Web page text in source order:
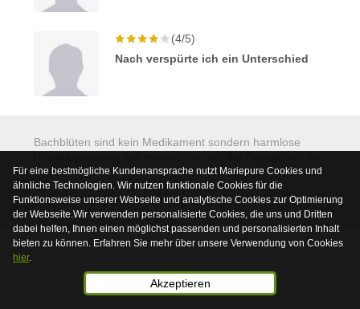
(4/5)
Nach verspürte ich ein Unterschied
Bachblüten sind kein Medikament sondern harmlose
stärken.
© 2026 Mariepure - WebdesignPubli4u
Für eine bestmögliche Kundenansprache nutzt Mariepure Cookies und
ähnliche Technologien. Wir nutzen funktionale Cookies für die
Funktionsweise unserer Webseite und analytische Cookies zur Optimierung
der Webseite.Wir verwenden personalisierte Cookies, die uns und Dritten
dabei helfen, Ihnen einen möglichst passenden und personalisierten Inhalt
bieten zu können. Erfahren Sie mehr über unsere Verwendung von Cookies
hier.
Akzeptieren